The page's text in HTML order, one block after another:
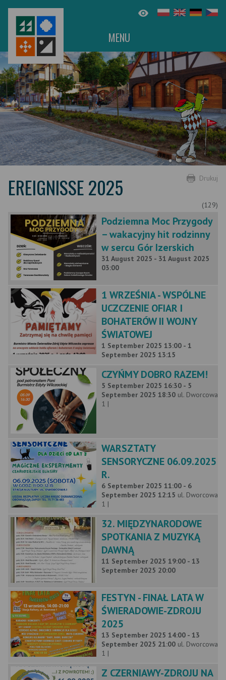
MENU
Drukuj
EREIGNISSE 2025
(129)
Podziemna Moc Przygody
– wakacyjny hit rodzinny
w sercu Gór Izerskich
31 August 2025 - 31 August 2025
03:00
1 WRZEŚNIA - WSPÓLNE
UCZCZENIE OFIAR I
BOHATERÓW II WOJNY
ŚWIATOWEJ
1 September 2025 13:00 - 1
September 2025 13:15
CZYŃMY DOBRO RAZEM!
5 September 2025 16:30 - 5
September 2025 18:30 ul. Dworcowa
1 |
WARSZTATY
SENSORYCZNE 06.09.2025
R.
6 September 2025 11:00 - 6
September 2025 12:15 ul. Dworcowa
1 |
32. MIĘDZYNARODOWE
SPOTKANIA Z MUZYKĄ
DAWNĄ
11 September 2025 19:00 - 13
September 2025 20:00
FESTYN - FINAŁ LATA W
ŚWIERADOWIE-ZDROJU
2025
13 September 2025 14:00 - 13
September 2025 21:00 ul. Dworcowa
1 |
Z CZERNIAWY-ZDROJU NA